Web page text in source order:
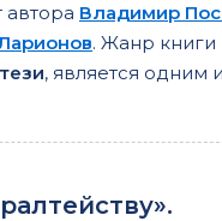
автора Владимир
. Жанр книги
, является одним